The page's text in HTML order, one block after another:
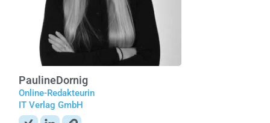
PaulineDornig
Online-Redakteurin
IT Verlag GmbH